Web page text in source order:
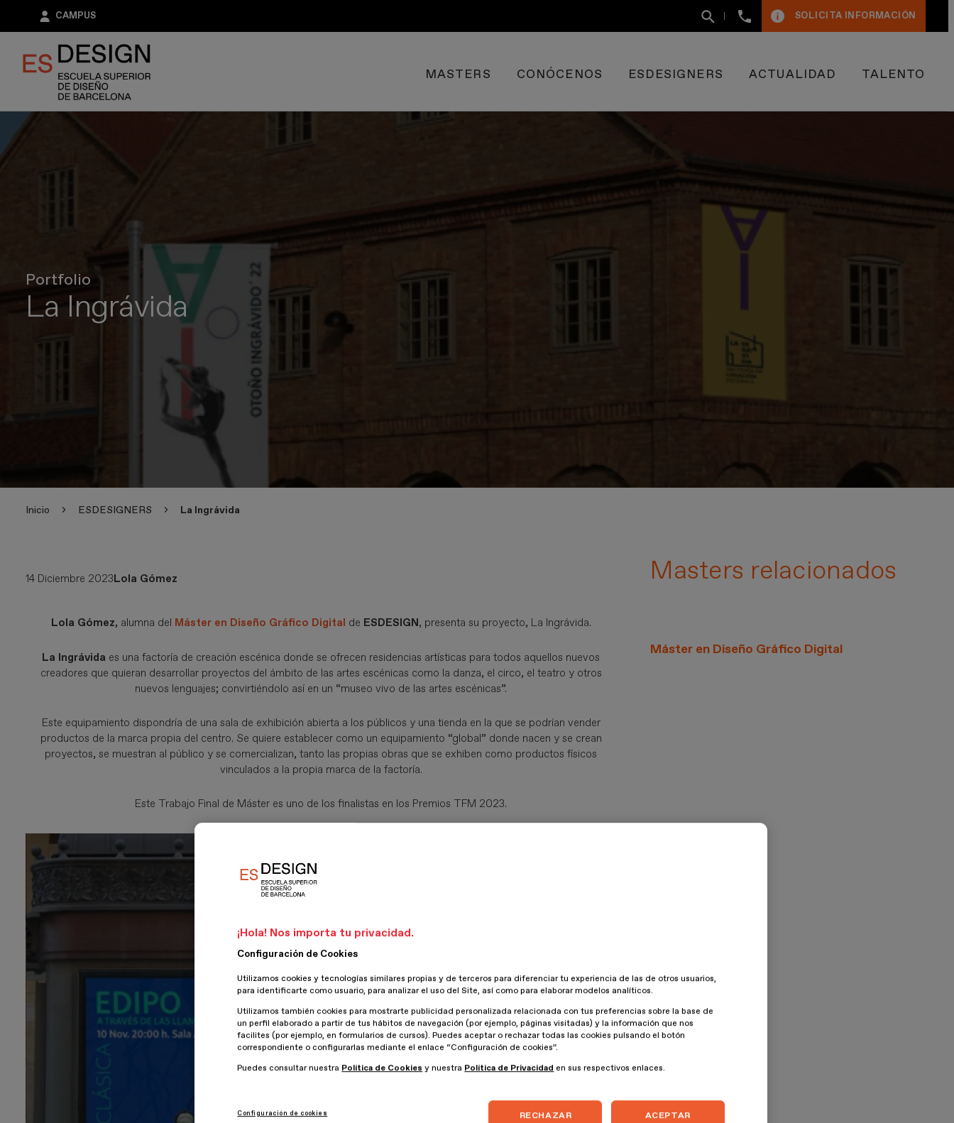
principal
CAMPUS +34
93
SOLICITA INFORMACIÓN
MASTERS CONÓCENOS ESDESIGNERS ACTUALIDAD TALENTO
Portfolio
La Ingrávida
Inicio ESDESIGNERS La Ingrávida
14 Diciembre 2023Lola Gómez
Lola Gómez, alumna del Máster en Diseño Gráfico Digital de ESDESIGN, presenta su proyecto, La Ingrávida.
La Ingrávida es una factoría de creación escénica donde se ofrecen residencias artísticas para todos aquellos nuevos
creadores que quieran desarrollar proyectos del ámbito de las artes escénicas como la danza, el circo, el teatro y otros
nuevos lenguajes; convirtiéndolo así en un “museo vivo de las artes escénicas”.
Este equipamiento dispondría de una sala de exhibición abierta a los públicos y una tienda en la que se podrían vender
productos de la marca propia del centro. Se quiere establecer como un equipamiento “global” donde nacen y se crean
proyectos, se muestran al público y se comercializan, tanto las propias obras que se exhiben como productos físicos
vinculados a la propia marca de la factoría.
Este Trabajo Final de Máster es uno de los finalistas en los Premios TFM 2023.
Masters relacionados
Máster en Diseño Gráfico Digital
¡Hola! Nos importa tu privacidad.
Configuración de Cookies
Utilizamos cookies y tecnologías similares propias y de terceros para diferenciar tu experiencia de las de otros usuarios,
para identificarte como usuario, para analizar el uso del Site, así como para elaborar modelos analíticos.
Utilizamos también cookies para mostrarte publicidad personalizada relacionada con tus preferencias sobre la base de
un perfil elaborado a partir de tus hábitos de navegación (por ejemplo, páginas visitadas) y la información que nos
facilites (por ejemplo, en formularios de cursos). Puedes aceptar o rechazar todas las cookies pulsando el botón
correspondiente o configurarlas mediante el enlace “Configuración de cookies”.
Puedes consultar nuestra Política de Cookies y nuestra Política de Privacidad en sus respectivos enlaces.
Configuración de cookies RECHAZAR ACEPTAR